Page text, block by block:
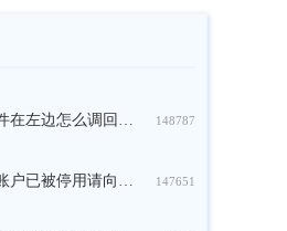
Win11小组件在左边怎么调回来？ 148787
Win11你的账户已被停用请向管理员咨询怎么办？ 147651